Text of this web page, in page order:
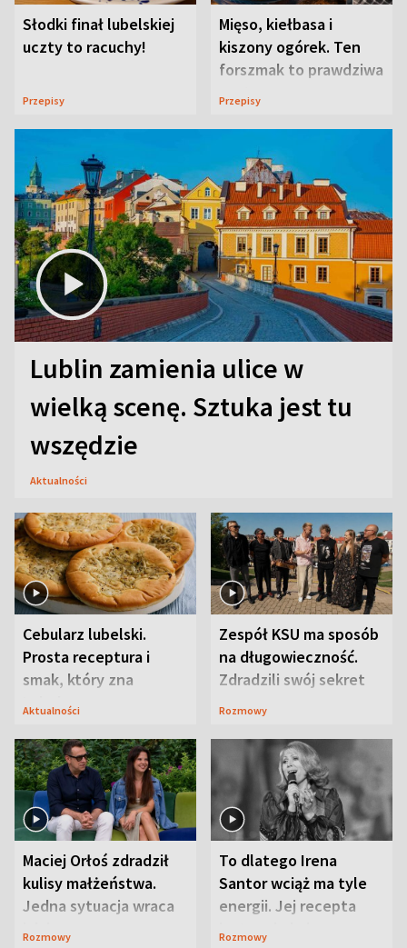
Słodki finał lubelskiej
uczty to racuchy!
Przepisy
Mięso, kiełbasa i
kiszony ogórek. Ten
forszmak to prawdziwa
uczta
Przepisy
Lublin zamienia ulice w
wielką scenę. Sztuka jest tu
wszędzie
Aktualności
Cebularz lubelski.
Prosta receptura i
smak, który zna
Lubelszczyzna
Aktualności
Zespół KSU ma sposób
na długowieczność.
Zdradzili swój sekret
Rozmowy
Maciej Orłoś zdradził
kulisy małżeństwa.
Jedna sytuacja wraca
jak bumerang
Rozmowy
To dlatego Irena
Santor wciąż ma tyle
energii. Jej recepta
jest zaskakująco
Rozmowy